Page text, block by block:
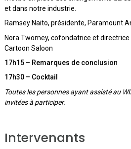
et dans notre industrie.
Ramsey Naito, présidente, Paramount
Nora Twomey, cofondatrice et
Cartoon Saloon
17h15 – Remarques de conclusion
17h30 – Cocktail
Toutes les personnes ayant assisté au
invitées à participer.
Intervenants